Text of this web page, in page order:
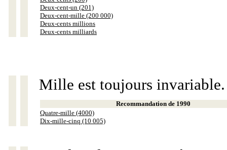
Deux-cent-un (201)
Deux-cent-mille (200 000)
Deux-cents millions
Deux-cents milliards
Mille est toujours invariable.
Recommandation de 1990
Quatre-mille (4000)
Dix-mille-cinq (10 005)